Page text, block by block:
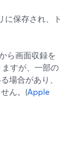
に保存され、ト
ら画面収録を
すが、一部の
場合があり、
ん。(Apple